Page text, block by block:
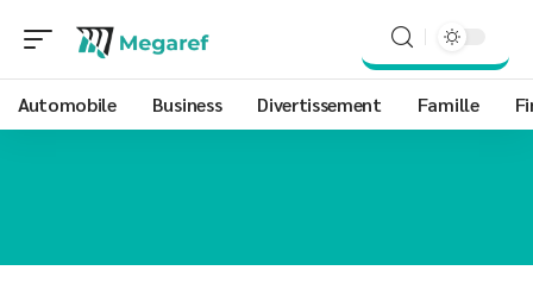
Automobile Business Divertissement Famille